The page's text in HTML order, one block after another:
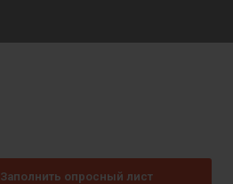
Заполнить опросный лист